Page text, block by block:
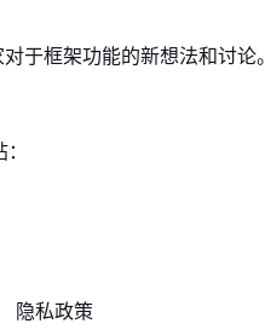
于框架功能的新想法和讨论。
隐私政策